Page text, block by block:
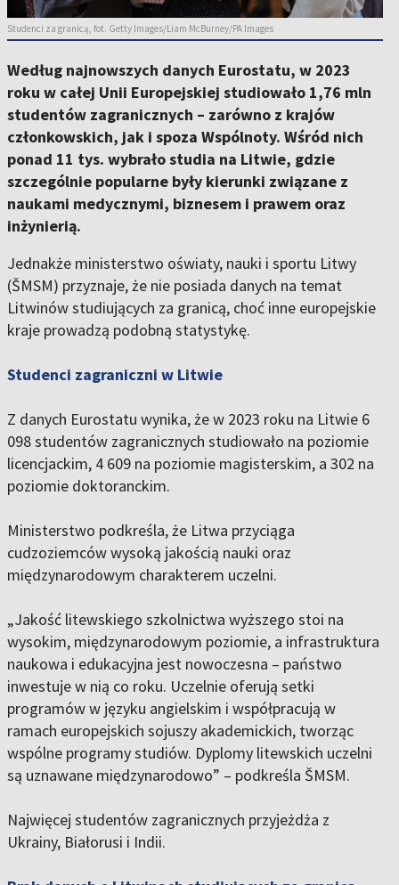
Studenci za granicą, fot. Getty Images/Liam McBurney/PA Images
Według najnowszych danych Eurostatu, w 2023
roku w całej Unii Europejskiej studiowało 1,76 mln
studentów zagranicznych – zarówno z krajów
członkowskich, jak i spoza Wspólnoty. Wśród nich
ponad 11 tys. wybrało studia na Litwie, gdzie
szczególnie popularne były kierunki związane z
naukami medycznymi, biznesem i prawem oraz
inżynierią.
Jednakże ministerstwo oświaty, nauki i sportu Litwy
(ŠMSM) przyznaje, że nie posiada danych na temat
Litwinów studiujących za granicą, choć inne europejskie
kraje prowadzą podobną statystykę.
Studenci zagraniczni w Litwie
Z danych Eurostatu wynika, że w 2023 roku na Litwie 6
098 studentów zagranicznych studiowało na poziomie
licencjackim, 4 609 na poziomie magisterskim, a 302 na
poziomie doktoranckim.
Ministerstwo podkreśla, że Litwa przyciąga
cudzoziemców wysoką jakością nauki oraz
międzynarodowym charakterem uczelni.
„Jakość litewskiego szkolnictwa wyższego stoi na
wysokim, międzynarodowym poziomie, a infrastruktura
naukowa i edukacyjna jest nowoczesna – państwo
inwestuje w nią co roku. Uczelnie oferują setki
programów w języku angielskim i współpracują w
ramach europejskich sojuszy akademickich, tworząc
wspólne programy studiów. Dyplomy litewskich uczelni
są uznawane międzynarodowo” – podkreśla ŠMSM.
Najwięcej studentów zagranicznych przyjeżdża z
Ukrainy, Białorusi i Indii.